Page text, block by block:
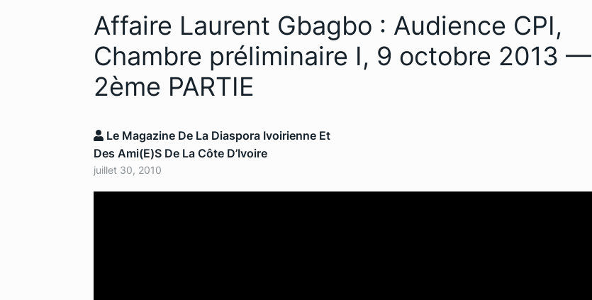
Affaire Laurent Gbagbo : Audience CPI,
Chambre préliminaire I, 9 octobre 2013 —
2ème PARTIE
Le Magazine De La Diaspora Ivoirienne Et
Des Ami(e)s De La Côte D’Ivoire
juillet 30, 2010